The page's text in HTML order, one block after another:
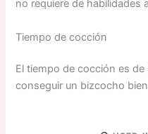
no requiere de habilidades
Tiempo de cocción
El tiempo de cocción es
conseguir un bizcocho